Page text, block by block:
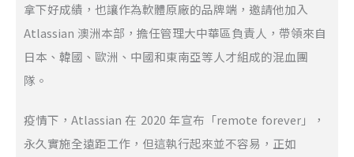
拿下好成績，也讓作為軟體原廠的品牌端，邀請他加入
Atlassian 澳洲本部，擔任管理大中華區負責人，帶領來自
日本、韓國、歐洲、中國和東南亞等人才組成的混血團
隊。
疫情下，Atlassian 在 2020 年宣布「remote forever」，
永久實施全遠距工作，但這執行起來並不容易，正如